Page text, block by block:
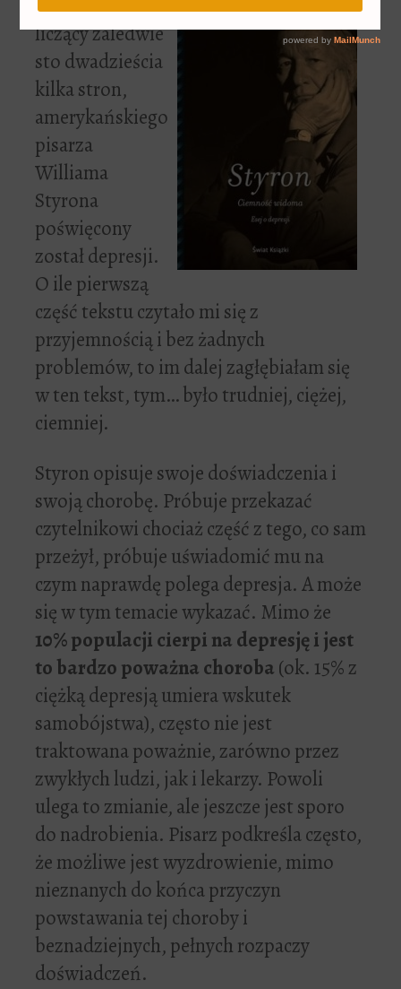
Niewielki esej,
liczący zaledwie
sto dwadzieścia
kilka stron,
amerykańskiego
pisarza
Williama
Styrona
poświęcony
został depresji.
O ile pierwszą
część tekstu czytało mi się z
przyjemnością i bez żadnych
problemów, to im dalej zagłębiałam się
w ten tekst, tym… było trudniej, ciężej,
ciemniej.
Styron opisuje swoje doświadczenia i
swoją chorobę. Próbuje przekazać
czytelnikowi chociaż część z tego, co sam
przeżył, próbuje uświadomić mu na
czym naprawdę polega depresja. A może
się w tym temacie wykazać. Mimo że
10% populacji cierpi na depresję i jest
to bardzo poważna choroba(ok. 15% z
ciężką depresją umiera wskutek
samobójstwa), często nie jest
traktowana poważnie, zarówno przez
zwykłych ludzi, jak i lekarzy. Powoli
ulega to zmianie, ale jeszcze jest sporo
do nadrobienia. Pisarz podkreśla często,
że możliwe jest wyzdrowienie, mimo
nieznanych do końca przyczyn
powstawania tej choroby i
beznadziejnych, pełnych rozpaczy
doświadczeń.